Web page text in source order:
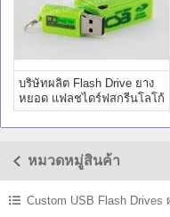
บริษัทผลิต Flash Drive ยาง
หยอด แฟลชไดร์ฟสกรีนโลโก้
บริษัท renew tech
หมวดหมู่สินค้า
Custom USB Flash Drives